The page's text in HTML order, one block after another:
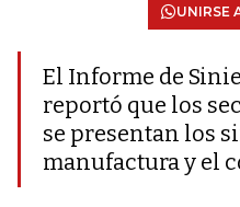
UNIRSE
El Informe de
reportó que los
se presentan los
manufactura y el